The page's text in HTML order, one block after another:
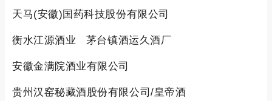
天马(安徽)国药科技股份有限公司
衡水江源酒业 茅台镇酒运久酒厂
安徽金满院酒业有限公司
贵州汉窑秘藏酒股份有限公司/皇帝酒